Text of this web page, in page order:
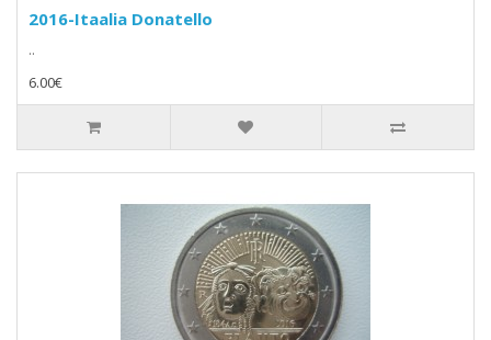
2016-Itaalia Donatello
..
6.00€